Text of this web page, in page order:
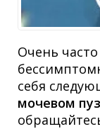
Очень
себя
мочевом